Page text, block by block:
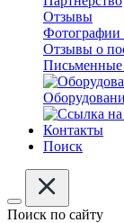
Отзывы
Фотографии
Отзывы о
Контакты
Поиск
Поиск по сайту